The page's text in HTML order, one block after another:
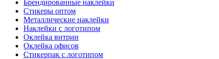
Брендированные наклейки
Стикеры оптом
Металлические наклейки
Наклейки с логотипом
Оклейка витрин
Оклейка офисов
Стикерпак с логотипом